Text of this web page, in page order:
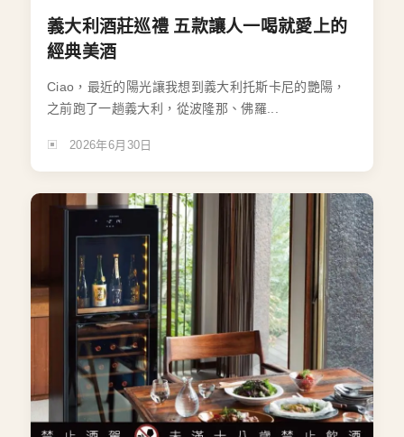
義大利酒莊巡禮 五款讓人一喝就愛上的
經典美酒
Ciao，最近的陽光讓我想到義大利托斯卡尼的艷陽，
之前跑了一趟義大利，從波隆那、佛羅...
2026年6月30日